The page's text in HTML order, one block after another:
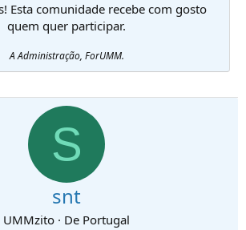
Esta comunidade recebe com gosto
quem quer participar.
A Administração, ForUMM.
S
snt
UMMzito · De Portugal